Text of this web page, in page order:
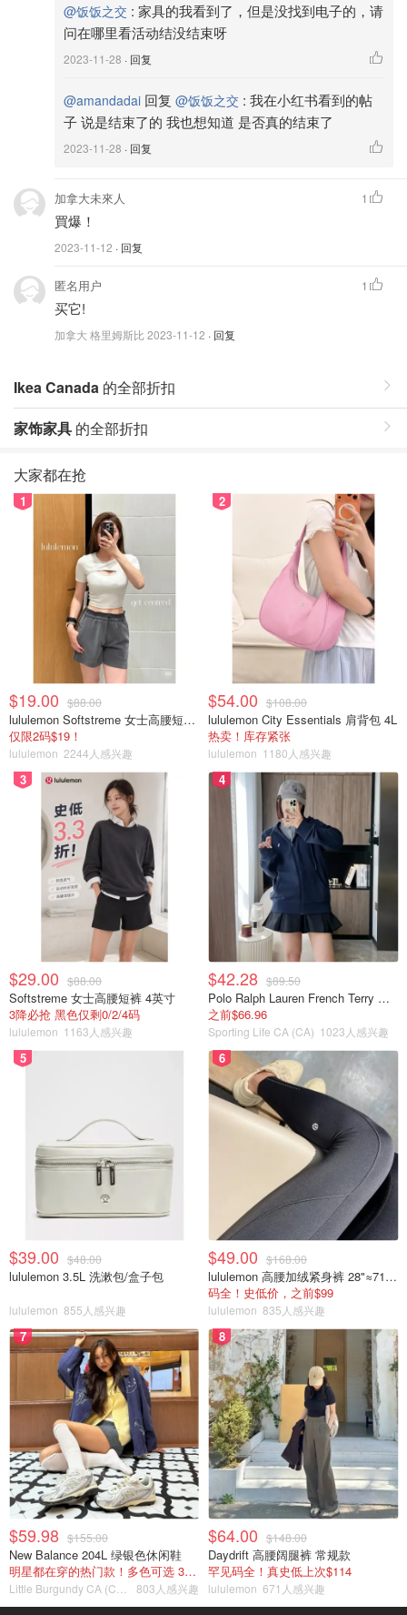
@饭饭之交 : 家具的我看到了，但是没找到电子的，请
问在哪里看活动结没结束呀
2023-11-28 · 回复
@amandadai 回复 @饭饭之交 : 我在小红书看到的帖
子 说是结束了的 我也想知道 是否真的结束了
2023-11-28 · 回复
加拿大未來人
買爆！
2023-11-12 · 回复
1
匿名用户
买它!
加拿大 格里姆斯比2023-11-12 · 回复
1
Ikea Canada 的全部折扣
家饰家具 的全部折扣
大家都在抢
1
$19.00 $88.00
lululemon Softstreme 女士高腰短裤 10cm
仅限2码$19！
lululemon 2244人感兴趣
2
$54.00 $108.00
lululemon City Essentials 肩背包 4L
热卖！库存紧张
lululemon 1180人感兴趣
3
$29.00 $88.00
Softstreme 女士高腰短裤 4英寸
3降必抢 黑色仅剩0/2/4码
lululemon 1163人感兴趣
4
$42.28 $89.50
Polo Ralph Lauren French Terry 女童连帽卫衣 7-16码
之前$66.96
Sporting Life CA (CA) 1023人感兴趣
5
$39.00 $48.00
lululemon 3.5L 洗漱包/盒子包
lululemon 855人感兴趣
6
$49.00 $168.00
lululemon 高腰加绒紧身裤 28"≈71cm 5个口袋
码全！史低价，之前$99
lululemon 835人感兴趣
7
$59.98 $155.00
New Balance 204L 绿银色休闲鞋
明星都在穿的热门款！多色可选 3.8折
803人感兴趣
8
$64.00 $148.00
Daydrift 高腰阔腿裤 常规款
罕见码全！真史低上次$114
lululemon 671人感兴趣